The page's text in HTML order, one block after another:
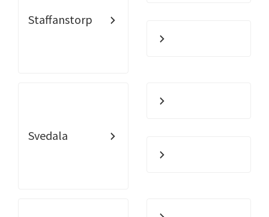
Staffanstorp
Svedala